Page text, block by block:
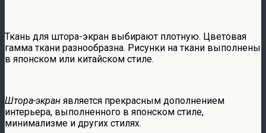
Ткань для штора-экран выбирают плотную. Цветовая
гамма ткани разнообразна. Рисунки на ткани выполнены
в японском или китайском стиле.
Штора-экран является прекрасным дополнением
интерьера, выполненного в японском стиле,
минимализме и других стилях.